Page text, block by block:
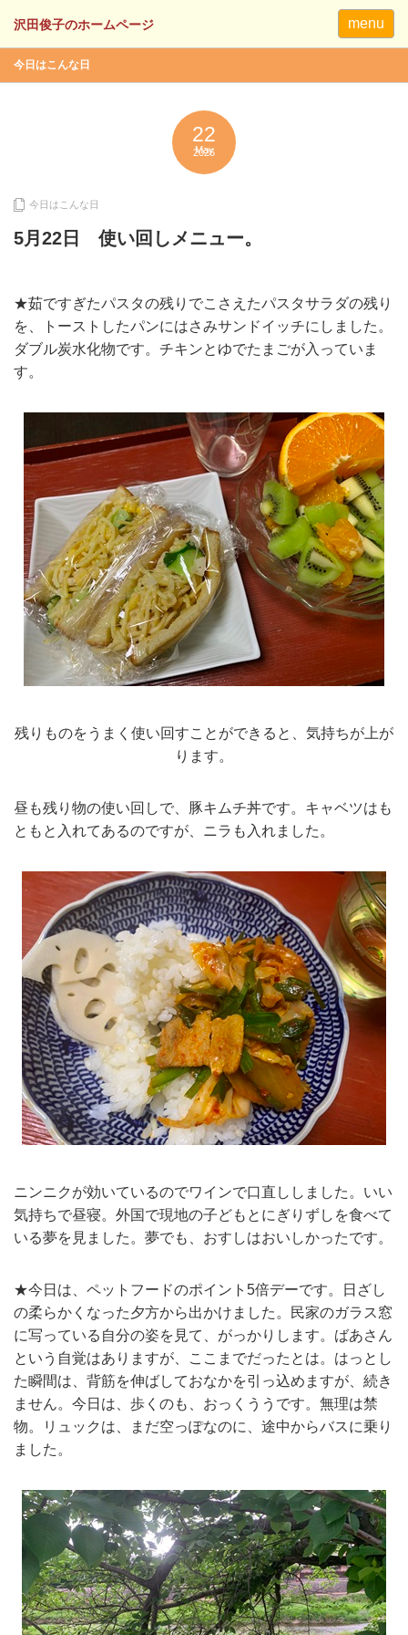
menu
今日はこんな日
22
May
2026
今日はこんな日
5月22日 使い回しメニュー。
★茹ですぎたパスタの残りでこさえたパスタサラダの残り
を、トーストしたパンにはさみサンドイッチにしました。
ダブル炭水化物です。チキンとゆでたまごが入っていま
す。
残りものをうまく使い回すことができると、気持ちが上が
ります。
昼も残り物の使い回しで、豚キムチ丼です。キャベツはも
ともと入れてあるのですが、ニラも入れました。
ニンニクが効いているのでワインで口直ししました。いい
気持ちで昼寝。外国で現地の子どもとにぎりずしを食べて
いる夢を見ました。夢でも、おすしはおいしかったです。
★今日は、ペットフードのポイント5倍デーです。日ざし
の柔らかくなった夕方から出かけました。民家のガラス窓
に写っている自分の姿を見て、がっかりします。ばあさん
という自覚はありますが、ここまでだったとは。はっとし
た瞬間は、背筋を伸ばしておなかを引っ込めますが、続き
ません。今日は、歩くのも、おっくううです。無理は禁
物。リュックは、まだ空っぽなのに、途中からバスに乗り
ました。